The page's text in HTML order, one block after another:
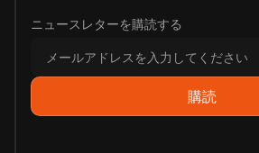
ニュースレターを購読する